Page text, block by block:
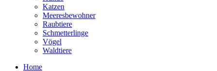
Katzen
Meeresbewohner
Raubtiere
Schmetterlinge
Vögel
Waldtiere
Home